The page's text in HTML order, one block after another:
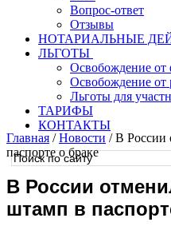
Вопрос-ответ
Отзывы
НОТАРИАЛЬНЫЕ
ЛЬГОТЫ
Освобождение от
Освобождение от
Льготы для
ТАРИФЫ
КОНТАКТЫ
Главная / Новости / В России
паспорте о браке
В России
штамп в